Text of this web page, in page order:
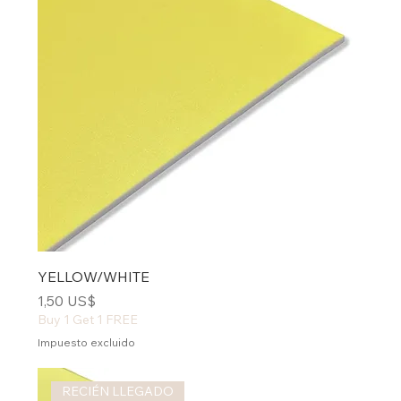
YELLOW/WHITE
Precio
1,50 US$
Buy 1 Get 1 FREE
Impuesto excluido
RECIÉN LLEGADO